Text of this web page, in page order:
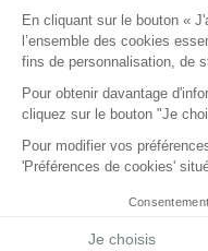
PRESSE
LES SOURCES DE
Palace et 3 Clefs Michelin
LES SOURCES DE
Hôtel 5 étoiles et 2 Clefs
LES SOURCES DE
Hôtel 5 étoiles